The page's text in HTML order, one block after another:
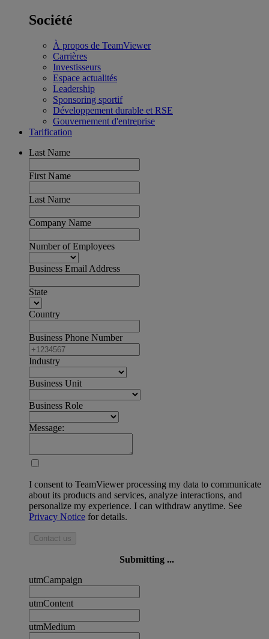
Société
À propos de TeamViewer
Carrières
Investisseurs
Espace actualités
Leadership
Sponsoring sportif
Développement durable et RSE
Gouvernement d'entreprise
Tarification
Last Name
First Name
Last Name
Company Name
Number of Employees
Business Email Address
State
Country
Business Phone Number
Industry
Business Unit
Business Role
Message:
I consent to TeamViewer processing my data to communicate
about its products and services, analyze interactions, and
personalize my experience. I can withdraw anytime. See
Privacy Notice for details.
Contact us
Submitting ...
utmCampaign
utmContent
utmMedium